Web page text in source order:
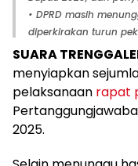
• DPRD masih
diperkirakan turun
SUARA
menyiapkan
pelaksanaan rapat
2025.